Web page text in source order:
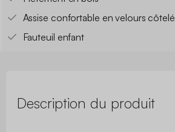
Assise confortable en velours côtelé
Fauteuil enfant
Description du produit